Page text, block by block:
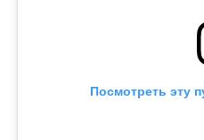
Посмотреть эту